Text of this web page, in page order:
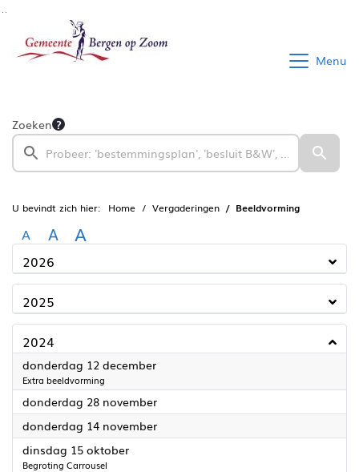
Ga naar de inhoud van deze pagina
Ga naar het zoeken
Ga naar het menu
Menu
Zoeken
U bevindt zich hier: Home Vergaderingen Beeldvorming
A A A
2026
2025
2024
donderdag 12 december2024
Extra beeldvorming
donderdag 28 november2024
donderdag 14 november2024
dinsdag 15 oktober2024
Begroting Carrousel